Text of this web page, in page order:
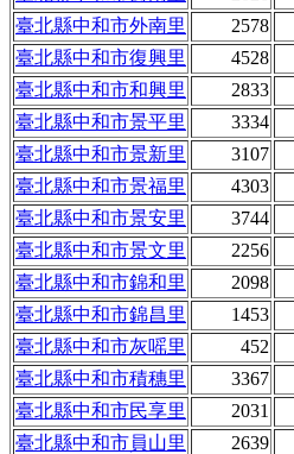
臺北縣中和市外南里
2578
臺北縣中和市復興里
4528
臺北縣中和市和興里
2833
臺北縣中和市景平里
3334
臺北縣中和市景新里
3107
臺北縣中和市景福里
4303
臺北縣中和市景安里
3744
臺北縣中和市景文里
2256
臺北縣中和市錦和里
2098
臺北縣中和市錦昌里
1453
臺北縣中和市灰嗂里
452
臺北縣中和市積穗里
3367
臺北縣中和市民享里
2031
臺北縣中和市員山里
2639